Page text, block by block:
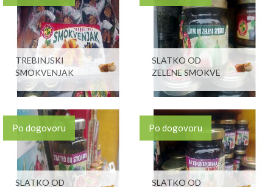
TREBINJSKI
SMOKVENJAK
SLATKO OD
ZELENE SMOKVE
Po dogovoru
SLATKO OD
Po dogovoru
SLATKO OD